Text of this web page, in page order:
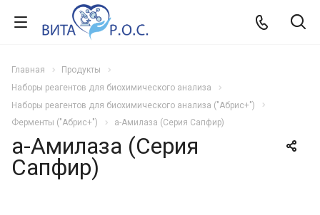
Главная
Продукты
Наборы реагентов для биохимического анализа
Наборы реагентов для биохимического анализа ("Абрис+")
Ферменты ("Абрис+")
a-Амилаза (Серия Сапфир)
a-Амилаза (Серия
Сапфир)